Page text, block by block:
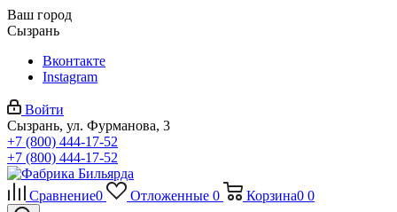
Ваш город
Сызрань
Вконтакте
Instagram
Войти
Сызрань, ул. Фурманова, 3
+7 (800) 444-17-52
+7 (800) 444-17-52
Сравнение0 Отложенные 0 Корзина0 0